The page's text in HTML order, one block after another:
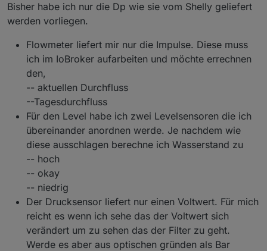
Füllstand des Pools mit den beiden
Levelsensoren. Den Rest habe ich, so wie bei
dir es umgesetzt, ist geplant.
Vielleicht kannst du ja noch den Flowmeter
und den Füllstand bei dir inkludieren :-)
wie wir das sinnvoll integrieren könnten, bräuchte
(Objekt-IDs)?
Was liefern die Level-Sensoren genau (0/1
oder etwas anderes)?
(Impulszähler, l/min, l/h)?
Die Integration hängt stark davon ab, wie die Werte
Level:
geplant (Ultraschall + Prozentwert). Deine digitalen
Sensoren wären dann eine vereinfachte Variante –
sehen, wie die Datenpunkte aussehen.
Flow:
Ein echter Flow-Wert wäre extrem hilfreich für
hier hängt alles davon ab, wie der Shelly den
IDs und Beispielwerte. Dann kann ich dir sagen,
Danke dir für deine Ideen – finde ich spannend!
Bisher habe ich nur die Dp wie sie vom Shelly geliefert
werden vorliegen.
Flowmeter liefert mir nur die Impulse. Diese muss
ich im IoBroker aufarbeiten und möchte errechnen
den,
-- aktuellen Durchfluss
--Tagesdurchfluss
Für den Level habe ich zwei Levelsensoren die ich
übereinander anordnen werde. Je nachdem wie
diese ausschlagen berechne ich Wasserstand zu
-- hoch
-- okay
-- niedrig
Der Drucksensor liefert nur einen Voltwert. Für mich
reicht es wenn ich sehe das der Voltwert sich
verändert um zu sehen das der Filter zu geht.
Werde es aber aus optischen gründen als Bar